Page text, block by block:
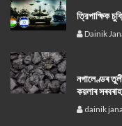
ত্রিপাক্ষিক
Dainik
নগালেণ্ডৰ
কয়লাৰ সৰবৰাহ
dainik